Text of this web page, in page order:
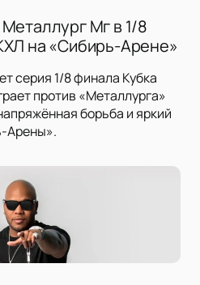
Мг в 1/8
на «Сибирь-Арене»
серия 1/8 финала Кубка
против «Металлурга»
борьба и яркий
Арены».